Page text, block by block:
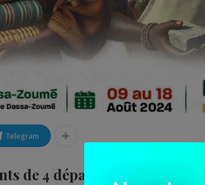
Telegram
de 4 départements annoncés